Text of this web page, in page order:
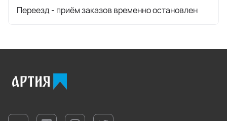
Переезд - приём заказов временно остановлен